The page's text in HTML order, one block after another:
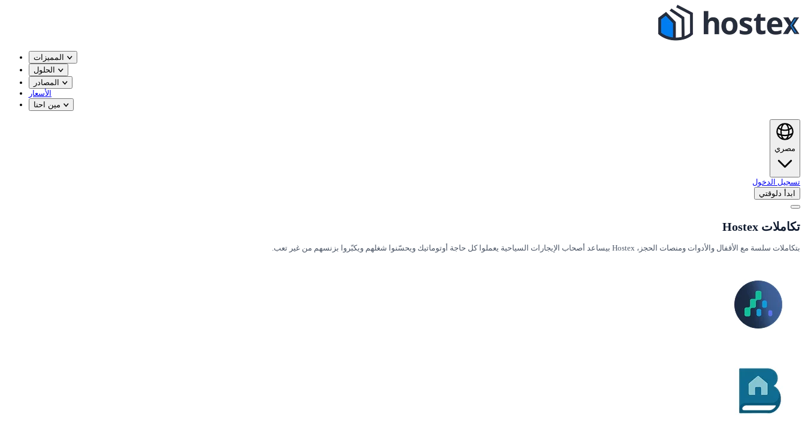
المميزات
الحلول
المصادر
الأسعار
مين احنا
مصري
تسجيل الدخول
ابدأ دلوقتي
تكاملات Hostex
بتكاملات سلسة مع الأقفال والأدوات ومنصات الحجز، Hostex بيساعد أصحاب الإيجارات السياحية يعملوا كل حاجة أوتوماتيك ويحسّنوا شغلهم ويكبّروا بزنسهم من غير تعب.